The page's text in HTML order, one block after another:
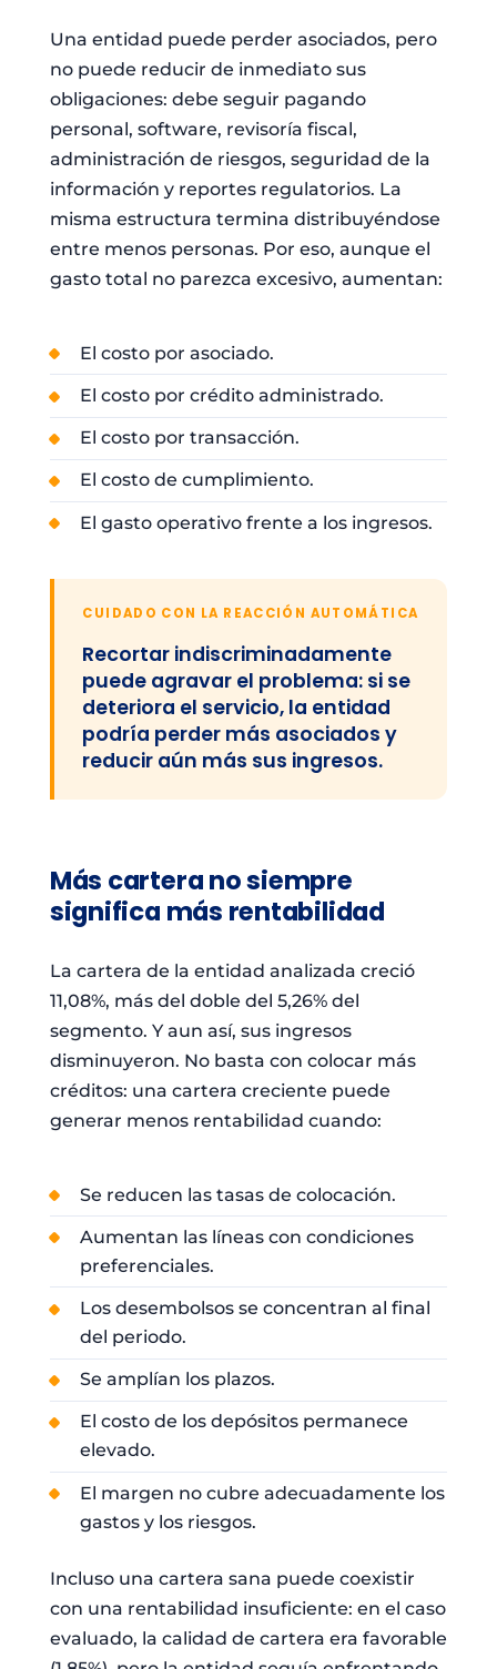
Una entidad puede perder asociados, pero
no puede reducir de inmediato sus
obligaciones: debe seguir pagando
personal, software, revisoría fiscal,
administración de riesgos, seguridad de la
información y reportes regulatorios. La
misma estructura termina distribuyéndose
entre menos personas. Por eso, aunque el
gasto total no parezca excesivo, aumentan:
El costo por asociado.
El costo por crédito administrado.
El costo por transacción.
El costo de cumplimiento.
El gasto operativo frente a los ingresos.
CUIDADO CON LA REACCIÓN AUTOMÁTICA
Recortar indiscriminadamente
puede agravar el problema: si se
deteriora el servicio, la entidad
podría perder más asociados y
reducir aún más sus ingresos.
Más cartera no siempre
significa más rentabilidad
La cartera de la entidad analizada creció
11,08%, más del doble del 5,26% del
segmento. Y aun así, sus ingresos
disminuyeron. No basta con colocar más
créditos: una cartera creciente puede
generar menos rentabilidad cuando:
Se reducen las tasas de colocación.
Aumentan las líneas con condiciones
preferenciales.
Los desembolsos se concentran al final
del periodo.
Se amplían los plazos.
El costo de los depósitos permanece
elevado.
El margen no cubre adecuadamente los
gastos y los riesgos.
Incluso una cartera sana puede coexistir
con una rentabilidad insuficiente: en el caso
evaluado, la calidad de cartera era favorable